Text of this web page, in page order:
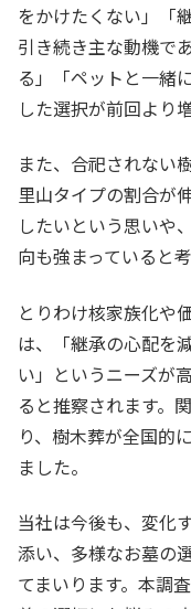
をかけたくない」「
引き続き主な動機で
る」「ペットと一緒
した選択が前回より
また、合祀されない
里山タイプの割合が
したいという思いや
向も強まっていると
とりわけ核家族化や
は、「継承の心配を
い」というニーズが
ると推察されます。
り、樹木葬が全国的
ました。
当社は今後も、変化
添い、多様なお墓の
てまいります。本調